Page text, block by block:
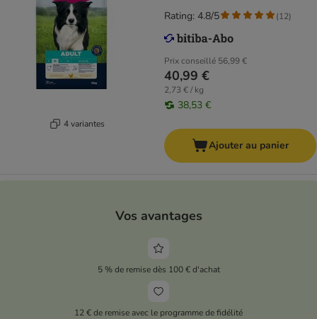
4 variantes
Prix conseillé 56,99 €
40,99 €
2,73 € / kg
38,53 €
Rating: 4.8/5 (12)
Ajouter au panier
Vos avantages
5 % de remise dès 100 € d'achat
12 € de remise avec le programme de fidélité